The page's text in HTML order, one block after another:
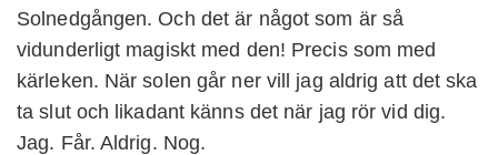
Solnedgången. Och det är något som är så
vidunderligt magiskt med den! Precis som med
kärleken. När solen går ner vill jag aldrig att det ska
ta slut och likadant känns det när jag rör vid dig.
Jag. Får. Aldrig. Nog.